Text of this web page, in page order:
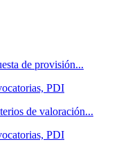
de provisión...
PDI
de valoración...
PDI